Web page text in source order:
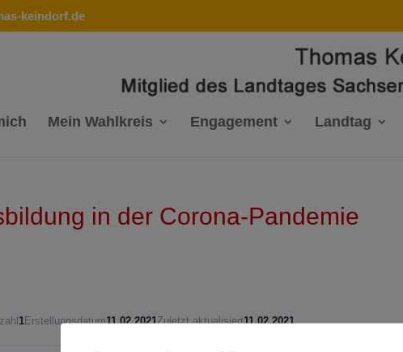
keindorf.de
Mein Wahlkreis Engagement Landtag
in der Corona-Pandemie
1Erstellungsdatum11.02.2021Zuletzt aktualisiert11.02.2021